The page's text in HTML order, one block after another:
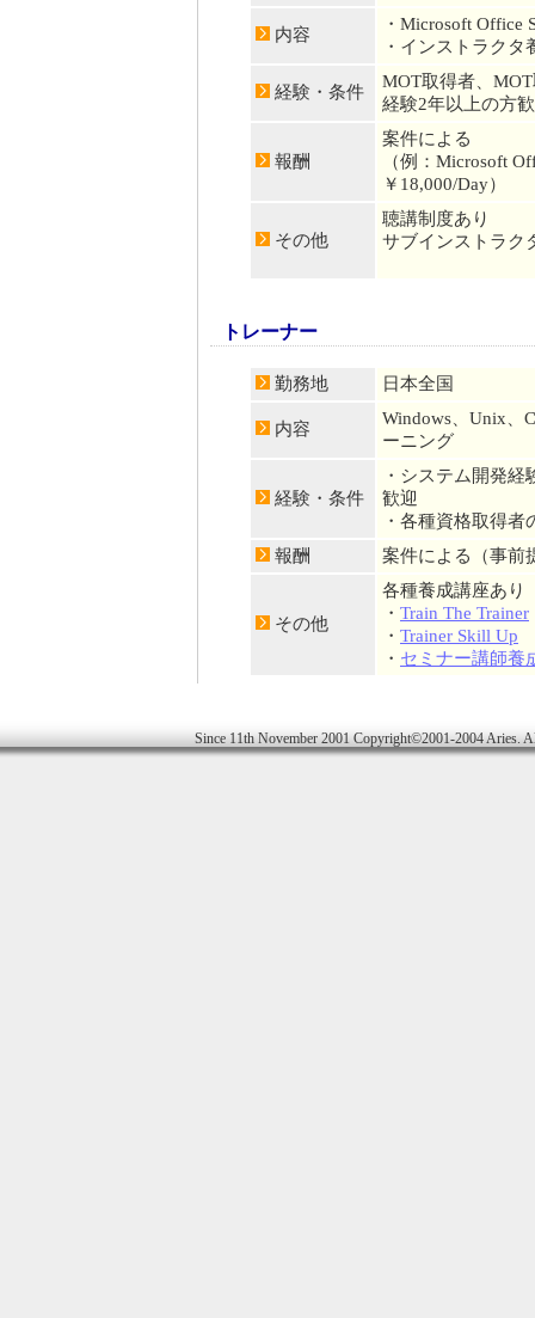
内容
・Microsoft Office
・インストラクタ
経験・条件
MOT取得者、
経験2年以上の方
報酬
案件による
（例：Microsoft
￥18,000/Day）
その他
聴講制度あり
サブインストラク
トレーナー
勤務地 日本全国
内容
Windows、Unix、
ーニング
経験・条件
・システム開発
歓迎
・各種資格取得者
報酬
案件による（事前
その他
各種養成講座あり
・ Train The Trainer
・ Trainer Skill Up
・ セミナー講師養
Since 11th November 2001 Copyright©2001-2004 Aries.